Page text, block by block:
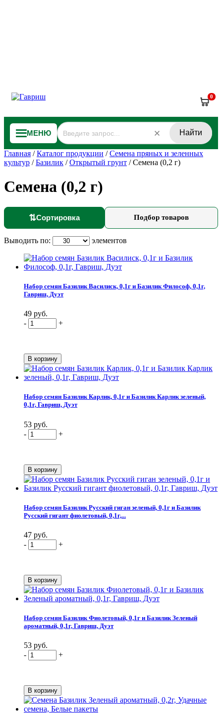
0
МЕНЮ Найти
Главная /Каталог продукции /Семена пряных и зеленных
культур /Базилик /Открытый грунт /Семена (0,2 г)
Семена (0,2 г)
⇅Сортировка Подбор товаров
Выводить по: элементов
Набор семян Базилик Василиск, 0,1г и Базилик Философ, 0,1г,
Гавриш, Дуэт
49 руб.
-
+
Набор семян Базилик Карлик, 0,1г и Базилик Карлик зеленый,
0,1г, Гавриш, Дуэт
53 руб.
-
+
Набор семян Базилик Русский гиган зеленый, 0,1г и Базилик
Русский гигант фиолетовый, 0,1г,...
47 руб.
-
+
Набор семян Базилик Фиолетовый, 0,1г и Базилик Зеленый
ароматный, 0,1г, Гавриш, Дуэт
53 руб.
-
+